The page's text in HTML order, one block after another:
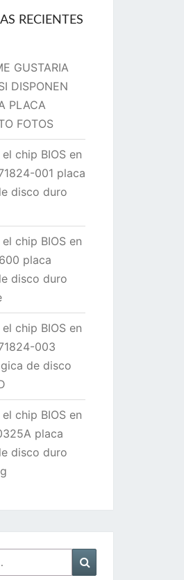
RECIENTES
GUSTARIA
DISPONEN
PLACA
FOTOS
chip BIOS en
001 placa
disco duro
chip BIOS en
placa
disco duro
chip BIOS en
003
de disco
chip BIOS en
placa
disco duro